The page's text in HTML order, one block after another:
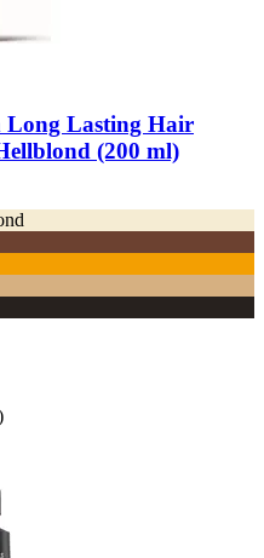
Long Lasting Hair
(200 ml)